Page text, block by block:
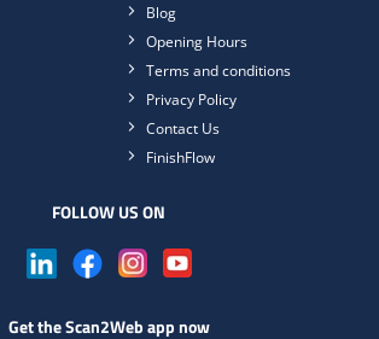
Blog
Opening Hours
Terms and conditions
Privacy Policy
Contact Us
FinishFlow
FOLLOW US ON
Get the Scan2Web app now